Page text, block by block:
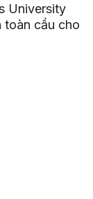
University
toàn cầu cho